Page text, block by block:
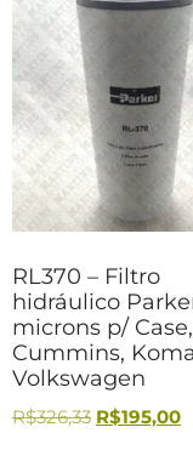
RL370 – Filtro
hidráulico
microns p/ Case,
Cummins,
Volkswagen
R$326,33 R$195,00